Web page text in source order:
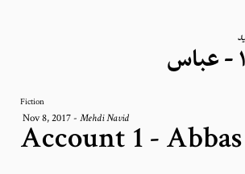
Fiction
Nov 8, 2017- Mehdi Navid
Account 1 - Abbas